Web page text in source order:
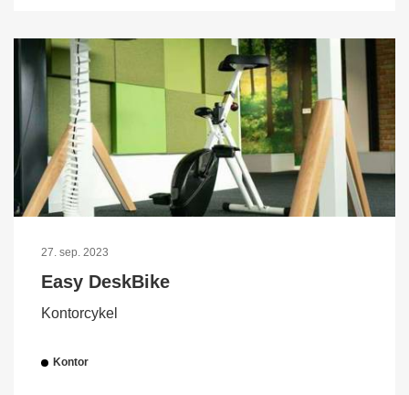
27. sep. 2023
Easy DeskBike
Kontorcykel
Kontor